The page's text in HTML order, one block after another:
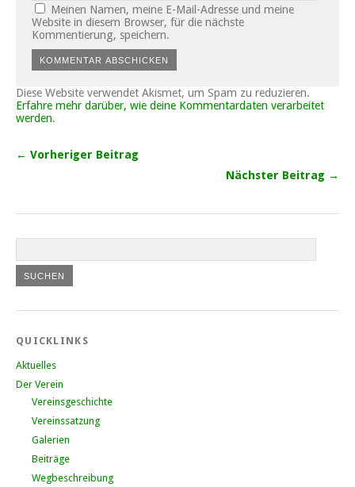
Meinen Namen, meine E-Mail-Adresse und meine
Website in diesem Browser, für die nächste
Kommentierung, speichern.
Diese Website verwendet Akismet, um Spam zu reduzieren.
Erfahre mehr darüber, wie deine Kommentardaten verarbeitet
werden.
← Vorheriger Beitrag
Nächster Beitrag →
QUICKLINKS
Aktuelles
Der Verein
Vereinsgeschichte
Vereinssatzung
Galerien
Beiträge
Wegbeschreibung